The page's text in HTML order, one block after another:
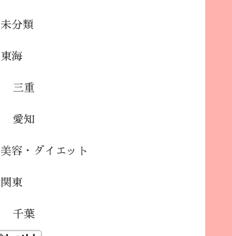
未分類
東海
三重
愛知
美容・ダイエット
関東
千葉